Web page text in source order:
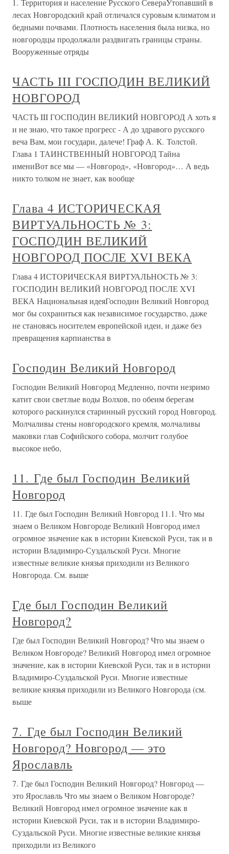
1. Территория и население Русского СевераУтопавший в
лесах Новгородский край отличался суровым климатом и
бедными почвами. Плотность населения была низка, но
новгородцы продолжали раздвигать границы страны.
Вооруженные отряды
ЧАСТЬ III ГОСПОДИН ВЕЛИКИЙ
НОВГОРОД
ЧАСТЬ III ГОСПОДИН ВЕЛИКИЙ НОВГОРОД А хоть я
и не знаю, что такое прогресс - А до здравого русского
веча Вам, мои государи, далече! Граф А. К. Толстой.
Глава 1 ТАИНСТВЕННЫЙ НОВГОРОД Тайна
имениВот все мы — «Новгород», «Новгород»… А ведь
никто толком не знает, как вообще
Глава 4 ИСТОРИЧЕСКАЯ
ВИРТУАЛЬНОСТЬ № 3:
ГОСПОДИН ВЕЛИКИЙ
НОВГОРОД ПОСЛЕ XVI ВЕКА
Глава 4 ИСТОРИЧЕСКАЯ ВИРТУАЛЬНОСТЬ № 3:
ГОСПОДИН ВЕЛИКИЙ НОВГОРОД ПОСЛЕ XVI
ВЕКА Национальная идеяГосподин Великий Новгород
мог бы сохраниться как независимое государство, даже
не становясь носителем европейской идеи, и даже без
превращения карпианства в
Господин Великий Новгород
Господин Великий Новгород Медленно, почти незримо
катит свои светлые воды Волхов, по обеим берегам
которого раскинулся старинный русский город Новгород.
Молчаливы стены новгородского кремля, молчаливы
маковки глав Софийского собора, молчит голубое
высокое небо,
11. Где был Господин Великий
Новгород
11. Где был Господин Великий Новгород 11.1. Что мы
знаем о Великом Новгороде Великий Новгород имел
огромное значение как в истории Киевской Руси, так и в
истории Владимиро-Суздальской Руси. Многие
известные великие князья приходили из Великого
Новгорода. См. выше
Где был Господин Великий
Новгород?
Где был Господин Великий Новгород? Что мы знаем о
Великом Новгороде? Великий Новгород имел огромное
значение, как в истории Киевской Руси, так и в истории
Владимиро-Суздальской Руси. Многие известные
великие князья приходили из Великого Новгорода (см.
выше
7. Где был Господин Великий
Новгород? Новгород — это
Ярославль
7. Где был Господин Великий Новгород? Новгород —
это Ярославль Что мы знаем о Великом Новгороде?
Великий Новгород имел огромное значение как в
истории Киевской Руси, так и в истории Владимиро-
Суздальской Руси. Многие известные великие князья
приходили из Великого